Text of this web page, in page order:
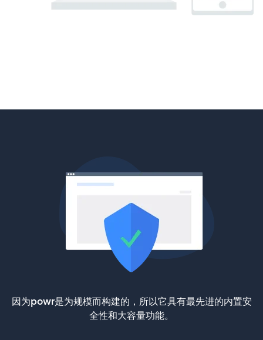
因为powr是为规模而构建的，所以它具有最先进的内置安
全性和大容量功能。